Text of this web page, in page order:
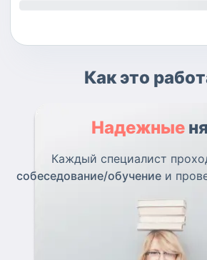
Как это
Надежные
Каждый специалист
собеседование/обучение и